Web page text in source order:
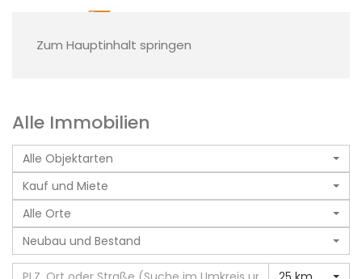
Zum Hauptinhalt springen
Alle Immobilien
Alle Objektarten
Kauf und Miete
Alle Orte
Neubau und Bestand